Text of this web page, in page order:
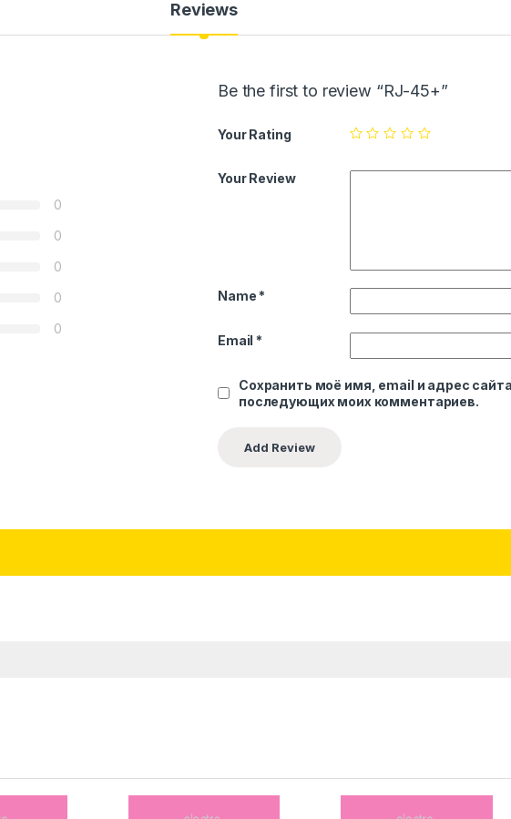
Reviews
0
0
0
0
0
Be the first to review “RJ-45+”
Your Rating
Your Review
Name *
Email *
Сохранить моё имя, email и адрес
последующих моих комментариев.